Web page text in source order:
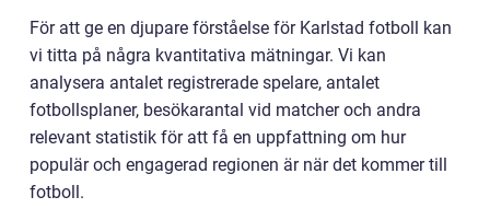
För att ge en djupare förståelse för Karlstad fotboll kan
vi titta på några kvantitativa mätningar. Vi kan
analysera antalet registrerade spelare, antalet
fotbollsplaner, besökarantal vid matcher och andra
relevant statistik för att få en uppfattning om hur
populär och engagerad regionen är när det kommer till
fotboll.